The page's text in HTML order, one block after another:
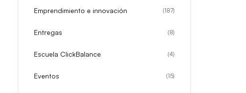
Emprendimiento e innovación (187)
Entregas (8)
Escuela ClickBalance (4)
Eventos (15)